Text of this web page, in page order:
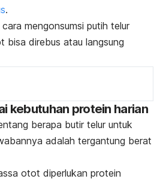
.
mengonsumsi putih telur
bisa direbus atau langsung
kebutuhan protein harian
berapa butir telur untuk
adalah tergantung berat
otot diperlukan protein